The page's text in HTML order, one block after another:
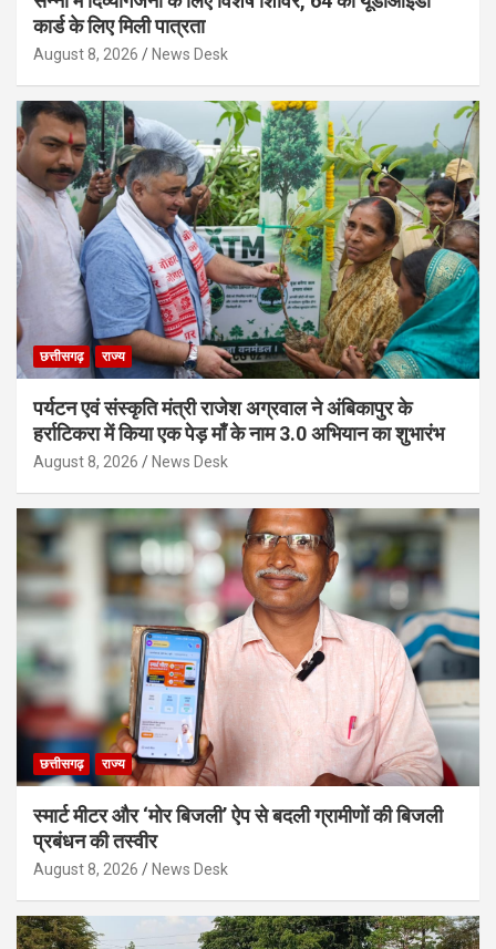
कार्ड के लिए मिली पात्रता
August 8, 2026 News Desk
छत्तीसगढ़ राज्य
पर्यटन एवं संस्कृति मंत्री राजेश अग्रवाल ने अंबिकापुर के
हर्राटिकरा में किया एक पेड़ माँ के नाम 3.0 अभियान का शुभारंभ
August 8, 2026 News Desk
छत्तीसगढ़ राज्य
स्मार्ट मीटर और ‘मोर बिजली’ ऐप से बदली ग्रामीणों की बिजली
प्रबंधन की तस्वीर
August 8, 2026 News Desk